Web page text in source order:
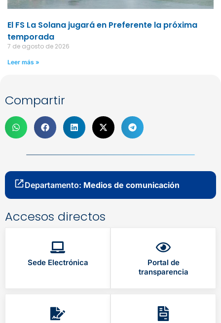
El FS La Solana jugará en Preferente la próxima
temporada
7 de agosto de 2026
Leer más »
Compartir
Departamento: Medios de comunicación
Accesos directos
Sede Electrónica
Portal de
transparencia